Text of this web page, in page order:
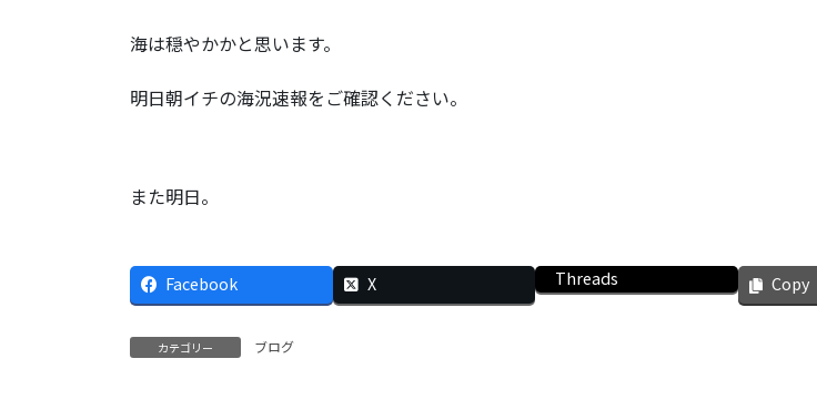
海は穏やかかと思います。
明日朝イチの海況速報をご確認ください。
また明日。
Facebook X Threads Copy
カテゴリー ブログ